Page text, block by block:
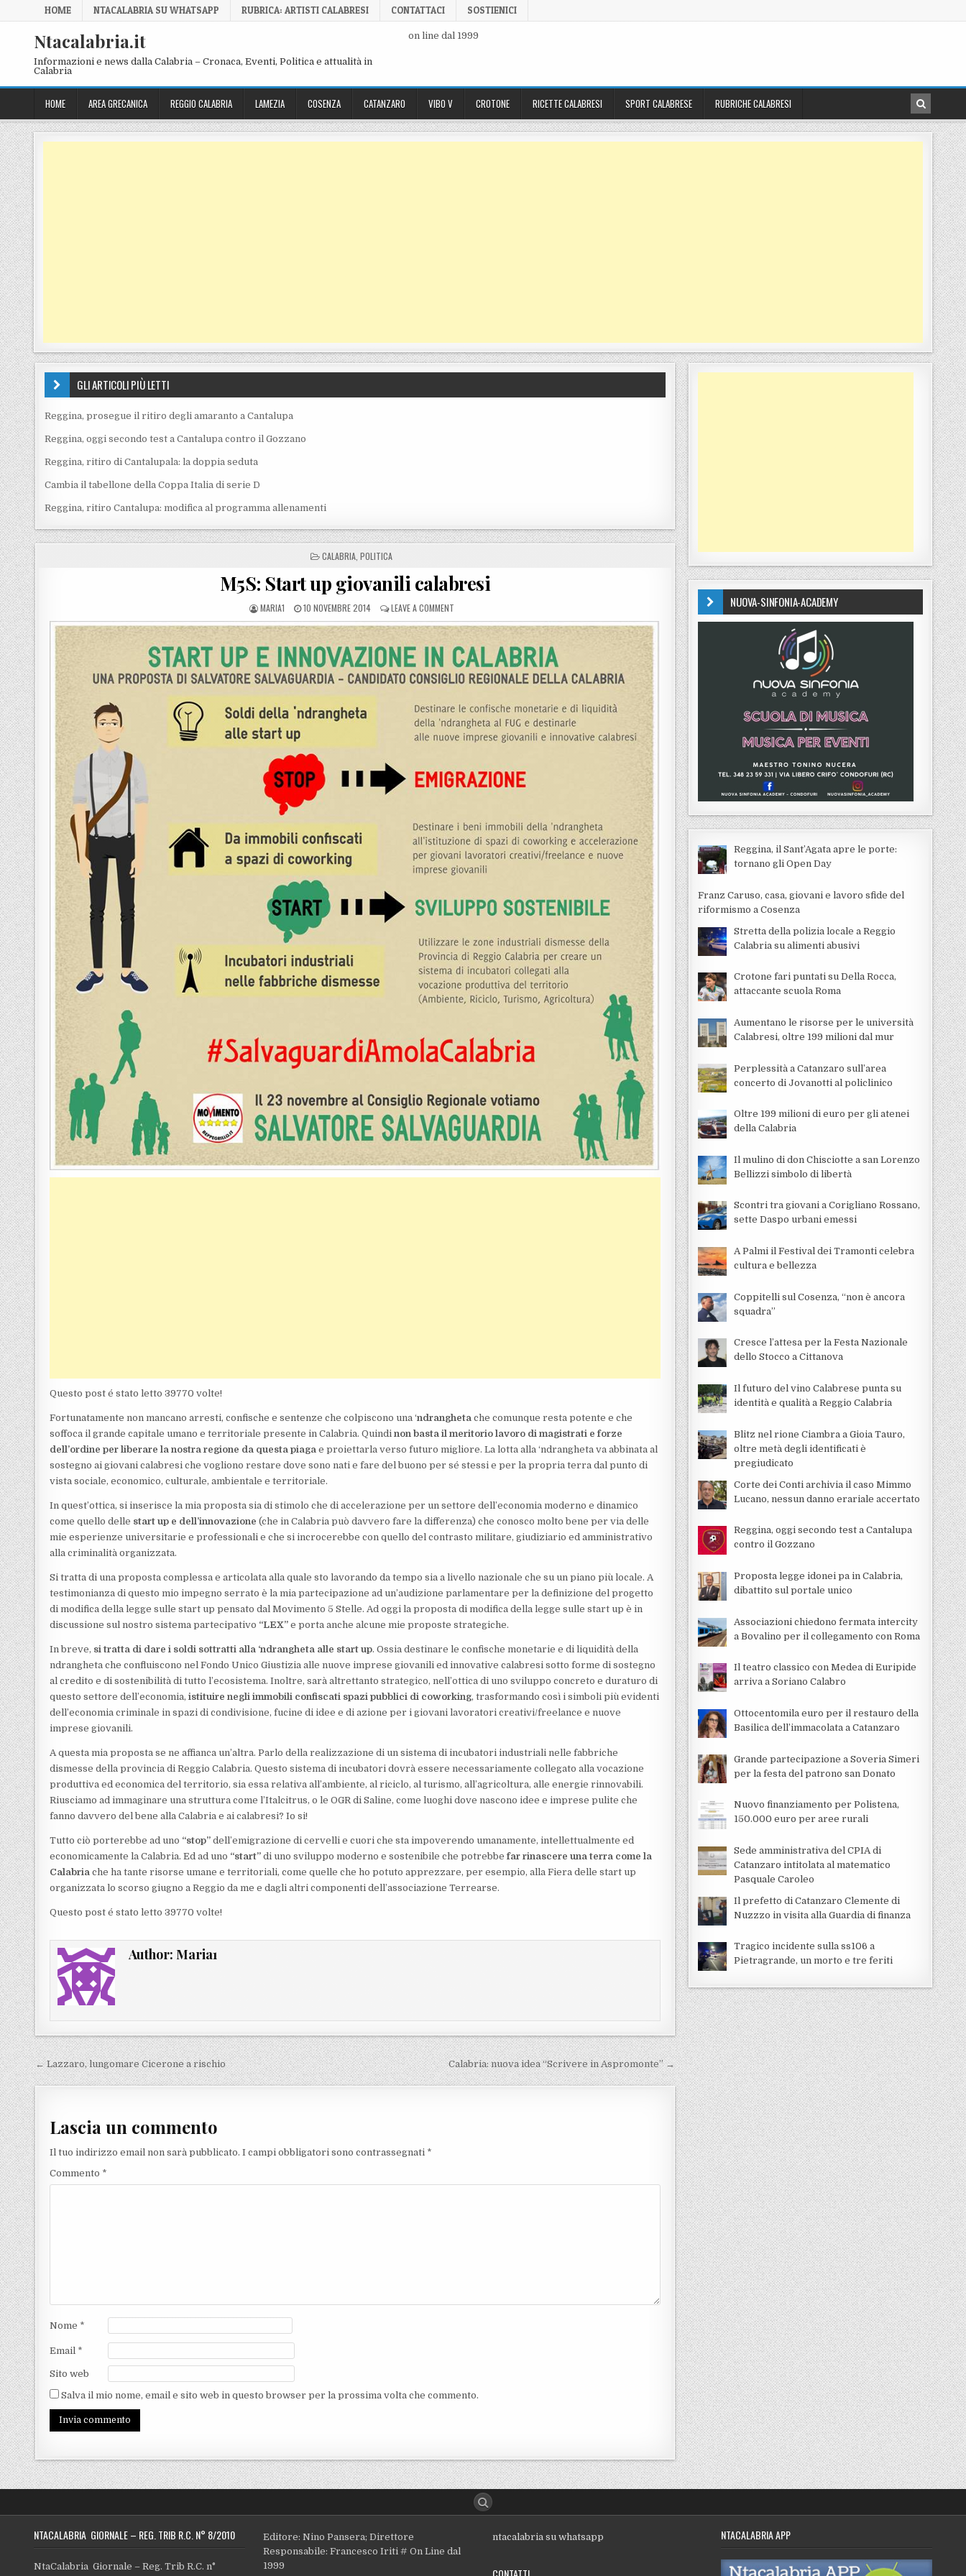
Skip to content
HOME NTACALABRIA SU WHATSAPP RUBRICA: ARTISTI CALABRESI CONTATTACI SOSTIENICI
Ntacalabria.it
Informazioni e news dalla Calabria – Cronaca, Eventi, Politica e attualità in
Calabria
on line dal 1999
HOME AREA GRECANICA REGGIO CALABRIA LAMEZIA COSENZA CATANZARO VIBO V CROTONE RICETTE CALABRESI SPORT CALABRESE RUBRICHE CALABRESI
GLI ARTICOLI PIÙ LETTI
Reggina, prosegue il ritiro degli amaranto a Cantalupa
Reggina, oggi secondo test a Cantalupa contro il Gozzano
Reggina, ritiro di Cantalupala: la doppia seduta
Cambia il tabellone della Coppa Italia di serie D
Reggina, ritiro Cantalupa: modifica al programma allenamenti
POSTED IN
CALABRIA ,POLITICA
M5S: Start up giovanili calabresi
POSTED BY
MARIA1 POSTED ON
10 NOVEMBRE 2014 LEAVE A COMMENTON M5S: START UP GIOVANILI CALABRESI
Questo post é stato letto 39770 volte!
Fortunatamente non mancano arresti, confische e sentenze che colpiscono una ‘ndrangheta che comunque resta potente e che
soffoca il grande capitale umano e territoriale presente in Calabria. Quindinon basta il meritorio lavoro di magistrati e forze
dell’ordine per liberare la nostra regione da questa piaga e proiettarla verso futuro migliore. La lotta alla ‘ndrangheta va abbinata al
sostegno ai giovani calabresi che vogliono restare dove sono nati e fare del buono per sé stessi e per la propria terra dal punto di
vista sociale, economico, culturale, ambientale e territoriale.
In quest’ottica, si inserisce la mia proposta sia di stimolo che di accelerazione per un settore dell’economia moderno e dinamico
come quello delle start up e dell’innovazione (che in Calabria può davvero fare la differenza) che conosco molto bene per via delle
mie esperienze universitarie e professionali e che si incrocerebbe con quello del contrasto militare, giudiziario ed amministrativo
alla criminalità organizzata.
Si tratta di una proposta complessa e articolata alla quale sto lavorando da tempo sia a livello nazionale che su un piano più locale. A
testimonianza di questo mio impegno serrato è la mia partecipazione ad un’audizione parlamentare per la definizione del progetto
di modifica della legge sulle start up pensato dal Movimento 5 Stelle. Ad oggi la proposta di modifica della legge sulle start up è in
discussione sul nostro sistema partecipativo “LEX” e porta anche alcune mie proposte strategiche.
In breve, si tratta di dare i soldi sottratti alla ‘ndrangheta alle start up. Ossia destinare le confische monetarie e di liquidità della
ndrangheta che confluiscono nel Fondo Unico Giustizia alle nuove imprese giovanili ed innovative calabresi sotto forme di sostegno
al credito e di sostenibilità di tutto l’ecosistema. Inoltre, sarà altrettanto strategico, nell’ottica di uno sviluppo concreto e duraturo di
questo settore dell’economia,istituire negli immobili confiscati spazi pubblici di coworking, trasformando così i simboli più evidenti
dell’economia criminale in spazi di condivisione, fucine di idee e di azione per i giovani lavoratori creativi/freelance e nuove
imprese giovanili.
A questa mia proposta se ne affianca un’altra. Parlo della realizzazione di un sistema di incubatori industriali nelle fabbriche
dismesse della provincia di Reggio Calabria. Questo sistema di incubatori dovrà essere necessariamente collegato alla vocazione
produttiva ed economica del territorio, sia essa relativa all’ambiente, al riciclo, al turismo, all’agricoltura, alle energie rinnovabili.
Riusciamo ad immaginare una struttura come l’Italcitrus, o le OGR di Saline, come luoghi dove nascono idee e imprese pulite che
fanno davvero del bene alla Calabria e ai calabresi? Io si!
Tutto ciò porterebbe ad uno “stop” dell’emigrazione di cervelli e cuori che sta impoverendo umanamente, intellettualmente ed
economicamente la Calabria. Ed ad uno “start” di uno sviluppo moderno e sostenibile che potrebbefar rinascere una terra come la
Calabria che ha tante risorse umane e territoriali, come quelle che ho potuto apprezzare, per esempio, alla Fiera delle start up
organizzata lo scorso giugno a Reggio da me e dagli altri componenti dell’associazione Terrearse.
Questo post é stato letto 39770 volte!
Author:Maria1
Navigazione articoli
← Lazzaro, lungomare Cicerone a rischio Calabria: nuova idea “Scrivere in Aspromonte” →
Lascia un commento
Il tuo indirizzo email non sarà pubblicato. I campi obbligatori sono contrassegnati *
Commento *
Nome *
Email *
Sito web
Salva il mio nome, email e sito web in questo browser per la prossima volta che commento.
NUOVA-SINFONIA-ACADEMY
Reggina, il Sant’Agata apre le porte:
tornano gli Open Day
Franz Caruso, casa, giovani e lavoro sfide del
riformismo a Cosenza
Stretta della polizia locale a Reggio
Calabria su alimenti abusivi
Crotone fari puntati su Della Rocca,
attaccante scuola Roma
Aumentano le risorse per le università
Calabresi, oltre 199 milioni dal mur
Perplessità a Catanzaro sull’area
concerto di Jovanotti al policlinico
Oltre 199 milioni di euro per gli atenei
della Calabria
Il mulino di don Chisciotte a san Lorenzo
Bellizzi simbolo di libertà
Scontri tra giovani a Corigliano Rossano,
sette Daspo urbani emessi
A Palmi il Festival dei Tramonti celebra
cultura e bellezza
Coppitelli sul Cosenza, “non è ancora
squadra”
Cresce l’attesa per la Festa Nazionale
dello Stocco a Cittanova
Il futuro del vino Calabrese punta su
identità e qualità a Reggio Calabria
Blitz nel rione Ciambra a Gioia Tauro,
oltre metà degli identificati è
pregiudicato
Corte dei Conti archivia il caso Mimmo
Lucano, nessun danno erariale accertato
Reggina, oggi secondo test a Cantalupa
contro il Gozzano
Proposta legge idonei pa in Calabria,
dibattito sul portale unico
Associazioni chiedono fermata intercity
a Bovalino per il collegamento con Roma
Il teatro classico con Medea di Euripide
arriva a Soriano Calabro
Ottocentomila euro per il restauro della
Basilica dell’immacolata a Catanzaro
Grande partecipazione a Soveria Simeri
per la festa del patrono san Donato
Nuovo finanziamento per Polistena,
150.000 euro per aree rurali
Sede amministrativa del CPIA di
Catanzaro intitolata al matematico
Pasquale Caroleo
Il prefetto di Catanzaro Clemente di
Nuzzzo in visita alla Guardia di finanza
Tragico incidente sulla ss106 a
Pietragrande, un morto e tre feriti
NTACALABRIA GIORNALE – REG. TRIB R.C. N° 8/2010
NtaCalabria Giornale – Reg. Trib R.C. n°
Editore: Nino Pansera; Direttore
Responsabile: Francesco Iriti # On Line dal
1999
ntacalabria su whatsapp NTACALABRIA APP